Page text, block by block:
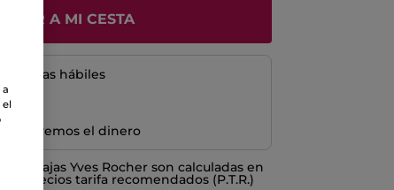
A MI CESTA
a 8 días hábiles
el dinero
o ventajas Yves Rocher son calculadas en
los Precios tarifa recomendados (P.T.R.)